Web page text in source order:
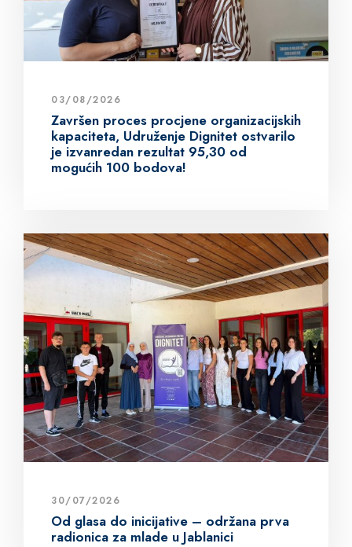
03/08/2026
Završen proces procjene organizacijskih
kapaciteta, Udruženje Dignitet ostvarilo
je izvanredan rezultat 95,30 od
mogućih 100 bodova!
30/07/2026
Od glasa do inicijative – održana prva
radionica za mlade u Jablanici